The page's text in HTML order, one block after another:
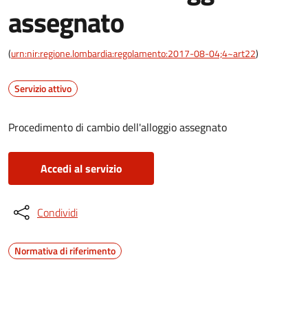
assegnato
(urn:nir:regione.lombardia:regolamento:2017-08-04;4~art22)
Servizio attivo
Procedimento di cambio dell'alloggio assegnato
Accedi al servizio
Condividi
Normativa di riferimento